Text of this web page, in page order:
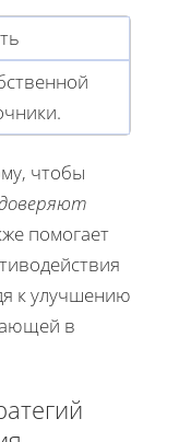
чтобы
помогает
к улучшению
в